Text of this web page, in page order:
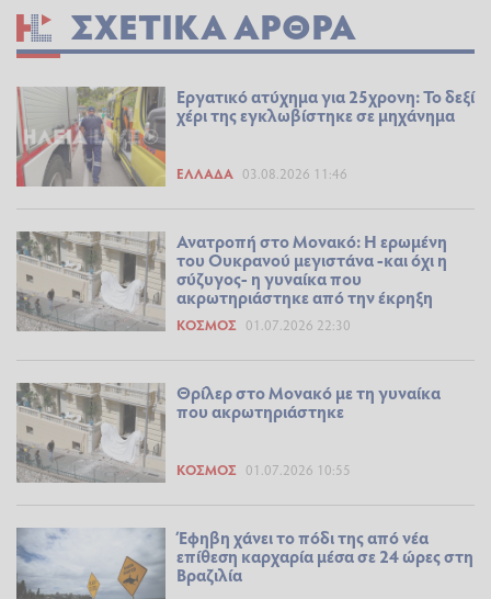
ΣΧΕΤΙΚΆ ΆΡΘΡΑ
Εργατικό ατύχημα για 25χρονη: Το δεξί
χέρι της εγκλωβίστηκε σε μηχάνημα
ΕΛΛΆΔΑ 03.08.2026 11:46
Ανατροπή στο Μονακό: Η ερωμένη
του Ουκρανού μεγιστάνα -και όχι η
σύζυγος- η γυναίκα που
ακρωτηριάστηκε από την έκρηξη
ΚΌΣΜΟΣ 01.07.2026 22:30
Θρίλερ στο Μονακό με τη γυναίκα
που ακρωτηριάστηκε
ΚΌΣΜΟΣ 01.07.2026 10:55
Έφηβη χάνει το πόδι της από νέα
επίθεση καρχαρία μέσα σε 24 ώρες στη
Βραζιλία